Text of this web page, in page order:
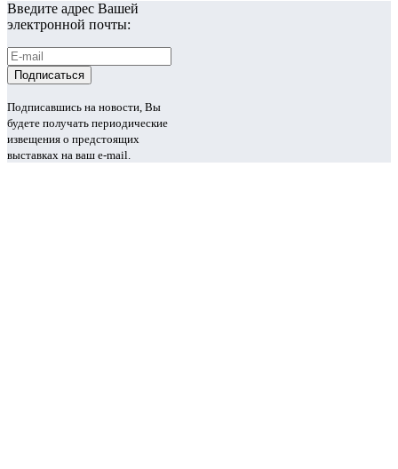
Введите адрес Вашей
электронной почты:
Подписавшись на новости, Вы
будете получать периодические
извещения о предстоящих
выставках на ваш e-mail.